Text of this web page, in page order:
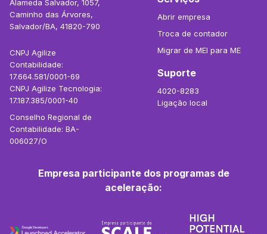
Alameda Salvador, 1057,
Caminho das Árvores,
Salvador/BA, 41820-790
CNPJ Agilize
Contabilidade:
17.664.581/0001-69
CNPJ Agilize Tecnologia:
17.187.385/0001-40
Conselho Regional de
Contabilidade: BA-
006027/O
Abrir empresa
Troca de contador
Migrar de MEI para ME
Suporte
4020-8283
Ligação local
Empresa participante dos programas de
aceleração: